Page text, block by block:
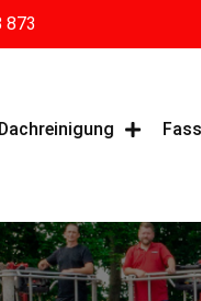
873
Dachreinigung